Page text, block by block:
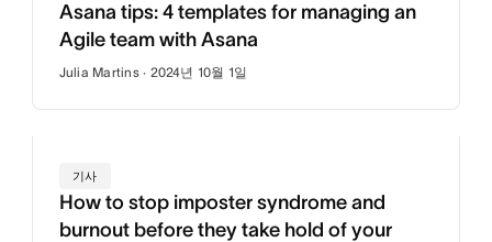
Asana tips: 4 templates for managing an
Agile team with Asana
Julia Martins · 2024년 10월 1일
기사
How to stop imposter syndrome and
burnout before they take hold of your